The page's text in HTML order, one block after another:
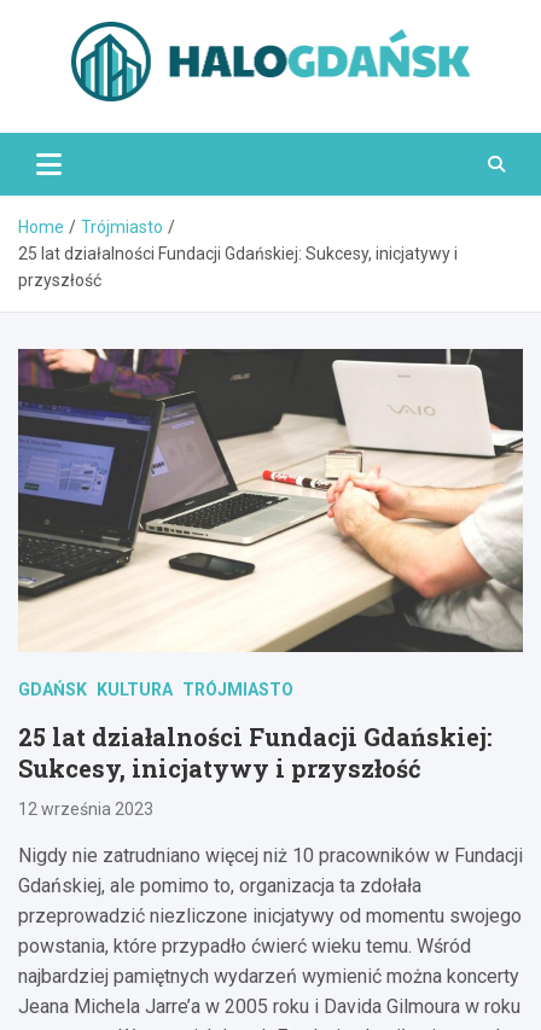
HaloGdańsk.pl
Home
Trójmiasto
25 lat działalności Fundacji Gdańskiej: Sukcesy, inicjatywy i
przyszłość
GDAŃSK KULTURA TRÓJMIASTO
25 lat działalności Fundacji Gdańskiej:
Sukcesy, inicjatywy i przyszłość
12 września 2023
Nigdy nie zatrudniano więcej niż 10 pracowników w Fundacji
Gdańskiej, ale pomimo to, organizacja ta zdołała
przeprowadzić niezliczone inicjatywy od momentu swojego
powstania, które przypadło ćwierć wieku temu. Wśród
najbardziej pamiętnych wydarzeń wymienić można koncerty
Jeana Michela Jarre’a w 2005 roku i Davida Gilmoura w roku